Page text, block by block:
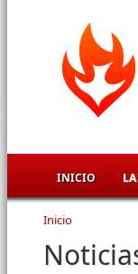
INICIO
Se
Inicio